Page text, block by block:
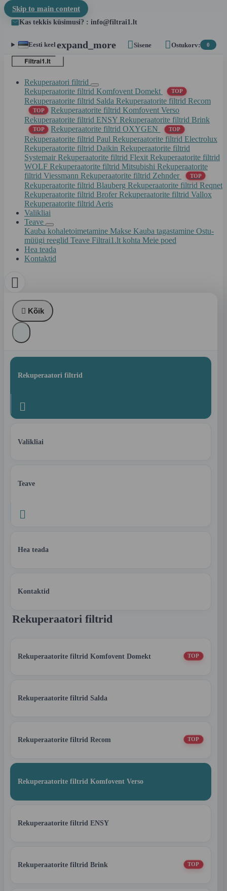
Skip to main content
Kas tekkis küsimusi? : info@filtrai1.lt
Eesti keel expand_more Sisene Ostukorv: 0
Rekuperaatori filtrid
Rekuperaatorite filtrid Komfovent Domekt
TOP
Rekuperaatorite filtrid Salda Rekuperaatorite filtrid Recom
TOP
Rekuperaatorite filtrid Komfovent Verso
Rekuperaatorite filtrid ENSY Rekuperaatorite filtrid Brink
TOP Rekuperaatorite filtrid OXYGEN TOP
Rekuperaatorite filtrid Paul Rekuperaatorite filtrid Electrolux
Rekuperaatorite filtrid Daikin Rekuperaatorite filtrid
Systemair Rekuperaatorite filtrid Flexit Rekuperaatorite filtrid
WOLF Rekuperaatorite filtrid Mitsubishi Rekuperaatorite
filtrid Viessmann Rekuperaatorite filtrid Zehnder TOP
Rekuperaatorite filtrid Blauberg Rekuperaatorite filtrid Reqnet
Rekuperaatorite filtrid Brofer Rekuperaatorite filtrid Vallox
Rekuperaatorite filtrid Aeris
Valikliai
Teave
Kauba kohaletoimetamine Makse Kauba tagastamine Ostu-
müügi reeglid Teave Filtrai1.lt kohta Meie poed
Hea teada
Kontaktid

 Kõik
Rekuperaatori filtrid

Valikliai
Teave

Hea teada
Kontaktid
Rekuperaatori filtrid
Rekuperaatorite filtrid Komfovent Domekt TOP
Rekuperaatorite filtrid Salda
Rekuperaatorite filtrid Recom TOP
Rekuperaatorite filtrid Komfovent Verso
Rekuperaatorite filtrid ENSY
Rekuperaatorite filtrid Brink TOP